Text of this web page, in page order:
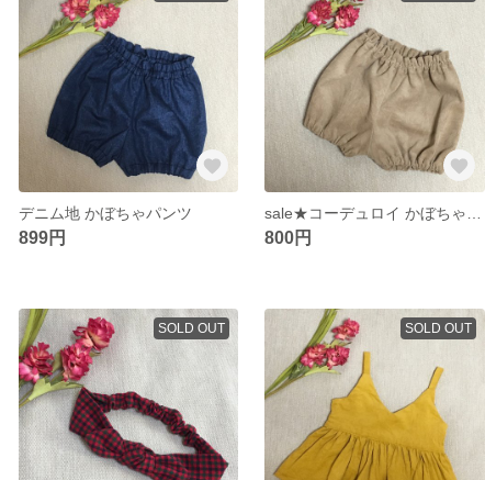
デニム地 かぼちゃパンツ
899円 800円
SOLD OUT SOLD OUT